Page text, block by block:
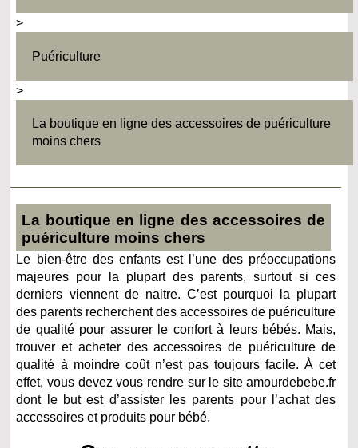
>
Puériculture
>
La boutique en ligne des accessoires de puériculture
moins chers
La boutique en ligne des accessoires de
puériculture moins chers
Le bien-être des enfants est l’une des préoccupations
majeures pour la plupart des parents, surtout si ces
derniers viennent de naitre. C’est pourquoi la plupart
des parents recherchent des accessoires de puériculture
de qualité pour assurer le confort à leurs bébés. Mais,
trouver et acheter des accessoires de puériculture de
qualité à moindre coût n’est pas toujours facile. À cet
effet, vous devez vous rendre sur le site amourdebebe.fr
dont le but est d’assister les parents pour l’achat des
accessoires et produits pour bébé.